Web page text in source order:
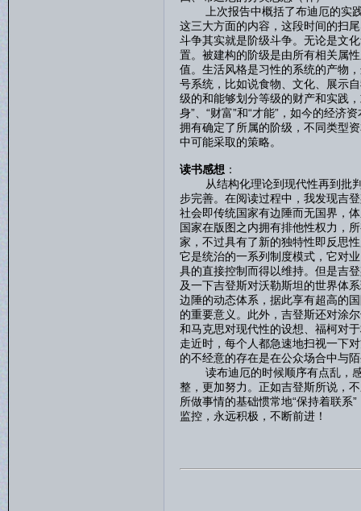
上次报告中概括了布迪厄的实践
这三大方面的内容，这段时间的扫
斗争其实就是阶级斗争。无论是文
置。被建构的阶级是由所有相关属
值。生活风格是习性的系统的产物
号系统，比如说食物、文化、展示
级的和能够划分等级的财产和实践
身”、“财富”和“才能”，如今的经济
拥有确定了所属的阶级，不同类型
中可能采取的策略。
读书感想 ：
从结构化理论到现代性再到批判
步完善。在阅读过程中，我发现吉
社会即传统国家有边陲而无国界，
国家在版图之内拥有排他性权力，
家，不过具有了新的独特性即反思
它是统治的一系列制度模式，它对
具的直接控制而得以维持。但是吉
及一下吉登斯对沃勒斯坦的世界体
边陲的动态体系，据此享有超高的
的重要意义。此外，吉登斯还对涂
和马克思对现代性的设想、福柯对
走近时，每个人都急速地扫视一下
的不经意的存在是在公众场合中与
读布迪厄的时候顺序有点乱，感
整，更加努力。正如吉登斯所说，
所做事情的基础惯常地“保持着联系
监控，永远积极，不断前进！